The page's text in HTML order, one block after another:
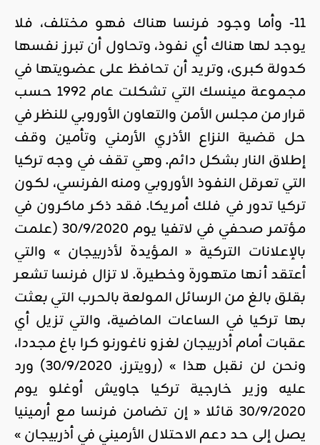
11- وأما وجود فرنسا هناك فهو مختلف، فلا
يوجد لها هناك أي نفوذ، وتحاول أن تبرز نفسها
كدولة كبرى، وتريد أن تحافظ على عضويتها في
مجموعة مينسك التي تشكلت عام 1992 حسب
قرار من مجلس الأمن والتعاون الأوروبي للنظر في
حل قضية النزاع الأذري الأرمني وتأمين وقف
إطلاق النار بشكل دائم. وهي تقف في وجه تركيا
التي تعرقل النفوذ الأوروبي ومنه الفرنسي، لكون
تركيا تدور في فلك أمريكا. فقد ذكر ماكرون في
مؤتمر صحفي في لاتفيا يوم 30/9/2020 (علمت
بالإعلانات التركية « المؤيدة لأذربيجان » والتي
أعتقد أنها متهورة وخطيرة. لا تزال فرنسا تشعر
بقلق بالغ من الرسائل المولعة بالحرب التي بعثت
بها تركيا في الساعات الماضية، والتي تزيل أي
عقبات أمام أذربيجان لغزو ناغورنو كرا باغ مجددا،
ونحن لن نقبل هذا » (رويترز، 30/9/2020) ورد
عليه وزير خارجية تركيا جاويش أوغلو يوم
30/9/2020 قائلا « إن تضامن فرنسا مع أرمينيا
يصل إلى حد دعم الاحتلال الأرميني في أذربيجان »